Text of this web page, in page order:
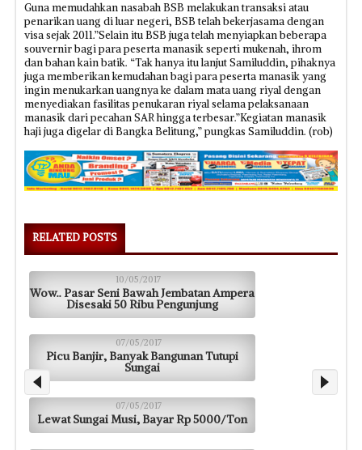
Guna memudahkan nasabah BSB melakukan transaksi atau
penarikan uang di luar negeri, BSB telah bekerjasama dengan
visa sejak 2011.”Selain itu BSB juga telah menyiapkan beberapa
souvernir bagi para peserta manasik seperti mukenah, ihrom
dan bahan kain batik. “Tak hanya itu lanjut Samiluddin, pihaknya
juga memberikan kemudahan bagi para peserta manasik yang
ingin menukarkan uangnya ke dalam mata uang riyal dengan
menyediakan fasilitas penukaran riyal selama pelaksanaan
manasik dari pecahan SAR hingga terbesar.”Kegiatan manasik
haji juga digelar di Bangka Belitung,” pungkas Samiluddin. (rob)
RELATED POSTS
10/05/2017
Wow.. Pasar Seni Bawah Jembatan Ampera
Disesaki 50 Ribu Pengunjung
07/05/2017
Picu Banjir, Banyak Bangunan Tutupi
Sungai
07/05/2017
Lewat Sungai Musi, Bayar Rp 5000/Ton